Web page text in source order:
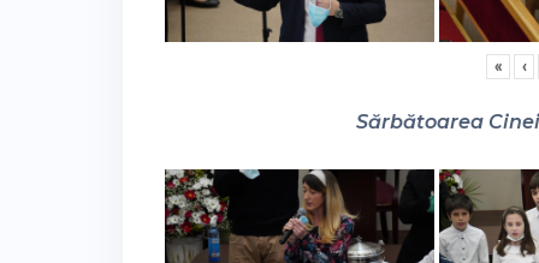
« ‹
Sărbătoarea